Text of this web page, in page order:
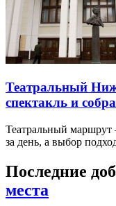
Театральный
спектакль и
Театральный маршрут
за день, а выбор
Последние
места